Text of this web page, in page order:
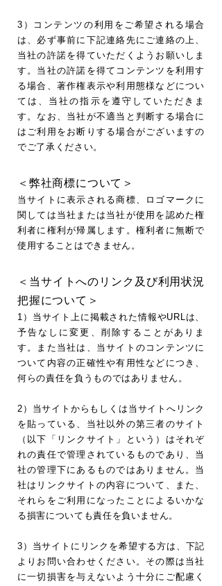
3）コンテンツの利用をご希望される場合
は、必ず事前に下記連絡先にご連絡の上、
当社の許諾を得ていただくようお願いしま
す。当社の許諾を得てコンテンツを利用す
る場合、著作権表示や利用態様などについ
ては、当社の指示を遵守していただきま
す。なお、当社が不適当と判断する場合に
はご利用をお断りする場合がございますの
でご了承ください。
＜弊社商標について＞
当サイトに表示される商標、ロゴマークに
関しては当社または当社が使用を認めた権
利者に権利が帰属します。権利者に無断で
使用することはできません。
＜当サイトへのリンク及び利用状況
把握について＞
1）当サイト上に掲載された情報やURLは、
予告なしに変更、削除することがありま
す。また当社は、当サイトのコンテンツに
ついて内容の正確性や有用性などにつき、
何らの責任を負うものではありません。
2）当サイトからもしくは当サイトへリンク
を貼っている、当社以外の第三者のサイト
（以下「リンクサイト」という）はそれぞ
れの責任で管理されているものであり、当
社の管理下にあるものではありません。当
社はリンクサイトの内容について、また、
それらをご利用になったことによるいかな
る損害についても責任を負いません。
3）当サイトにリンクを希望する方は、下記
よりお問い合わせください。その際は当社
に一切損害を与えないよう十分にご配慮く